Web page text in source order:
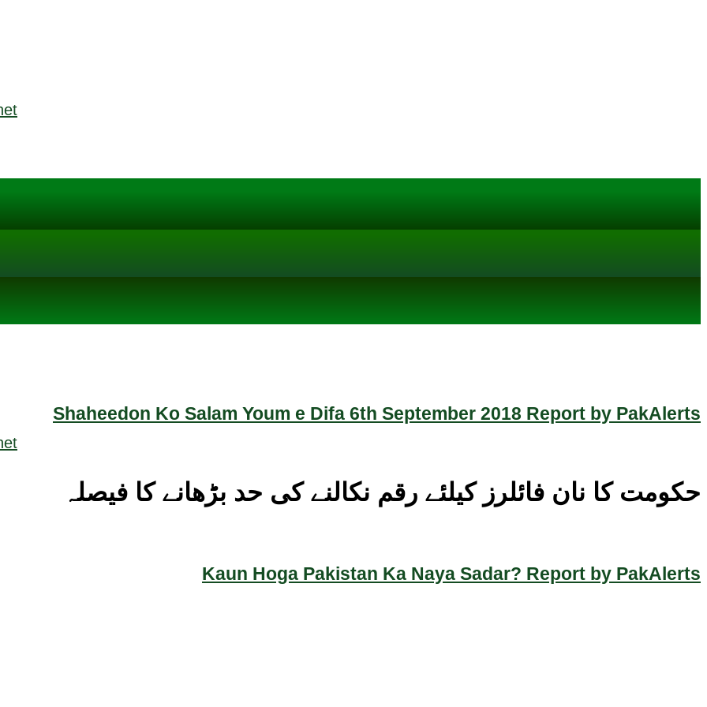
Shaheedon Ko Salam Youm e Difa 6th September 2018 Report by PakAlerts
Kaun Hoga Pakistan Ka Naya Sadar? Report by PakAlerts
حکومت کا نان فائلرز کیلئے رقم نکالنے کی حد بڑھانے کا فیصلہ